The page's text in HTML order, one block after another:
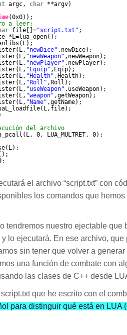
argc, char **argv)
(0x0));
a leer:
file[]="script.txt" ;
*L=lua_open();
"newDice" ,newDice);
"newWeapon" ,newWeapon);
"newPlayer" ,newPlayer);
"Equip" ,Eqip);
"Health" ,Health);
"Roll" ,Roll);
"useWeapon" ,useWeapon);
"weapon" ,getWeapon);
"Name" ,getName);
del archivo
0, LUA_MULTRET, 0);
el archivo “script.txt” con
los comandos que
tendremos nuestro ejectable que
y lo ejecutará. En ese archivo,
sin tener que volver a
una función de combate con
las clases de C++ desde
que he escrito con el
para distinguir qué está en LUA